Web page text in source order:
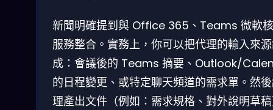
新聞明確提到與 Office 365、Teams 微軟
服務整合。實務上，你可以把代理的輸入來
成：會議後的 Teams 摘要、Outlook/
的日程變更、或特定聊天頻道的需求單。然
理產出文件（例如：需求規格、對外說明草